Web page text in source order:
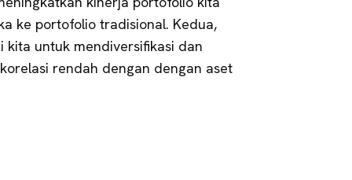
ke portofolio tradisional. Kedua,
kita untuk mendiversifikasi dan
rendah dengan dengan aset